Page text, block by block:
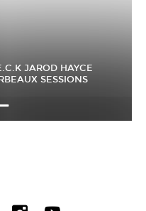
JAROD HAYCE
SESSIONS